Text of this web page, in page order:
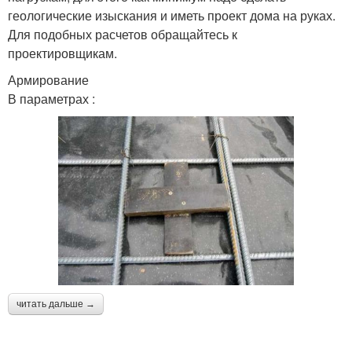
геологические изыскания и иметь проект дома на руках.
Для подобных расчетов обращайтесь к
проектировщикам.
Армирование
В параметрах :
читать дальше →